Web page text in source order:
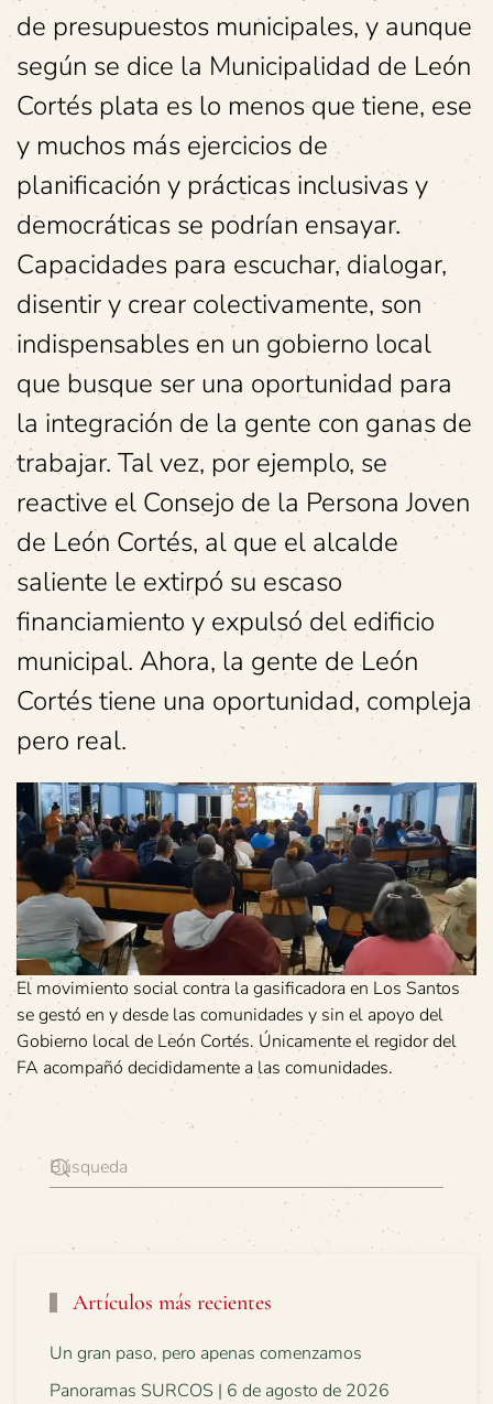
de presupuestos municipales, y aunque
según se dice la Municipalidad de León
Cortés plata es lo menos que tiene, ese
y muchos más ejercicios de
planificación y prácticas inclusivas y
democráticas se podrían ensayar.
Capacidades para escuchar, dialogar,
disentir y crear colectivamente, son
indispensables en un gobierno local
que busque ser una oportunidad para
la integración de la gente con ganas de
trabajar. Tal vez, por ejemplo, se
reactive el Consejo de la Persona Joven
de León Cortés, al que el alcalde
saliente le extirpó su escaso
financiamiento y expulsó del edificio
municipal. Ahora, la gente de León
Cortés tiene una oportunidad, compleja
pero real.
El movimiento social contra la gasificadora en Los Santos
se gestó en y desde las comunidades y sin el apoyo del
Gobierno local de León Cortés. Únicamente el regidor del
FA acompañó decididamente a las comunidades.
Artículos más recientes
Un gran paso, pero apenas comenzamos
Panoramas SURCOS | 6 de agosto de 2026